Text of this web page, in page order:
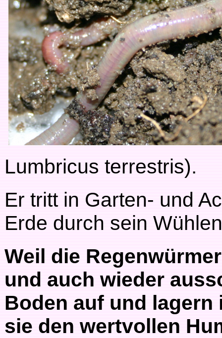
Lumbricus terrestris).
Er tritt in Garten- und
Erde durch sein
Weil die
und auch wieder
Boden auf und lagern
sie den wertvollen